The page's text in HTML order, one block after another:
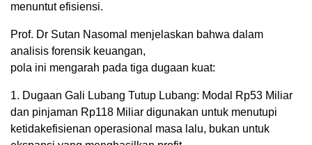
menuntut efisiensi.
Prof. Dr Sutan Nasomal menjelaskan bahwa dalam
analisis forensik keuangan,
pola ini mengarah pada tiga dugaan kuat:
1. Dugaan Gali Lubang Tutup Lubang: Modal Rp53 Miliar
dan pinjaman Rp118 Miliar digunakan untuk menutupi
ketidakefisienan operasional masa lalu, bukan untuk